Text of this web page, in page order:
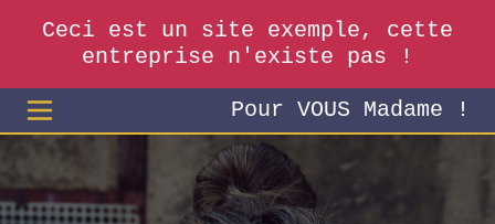
Ceci est un site exemple, cette
entreprise n'existe pas !
Pour VOUS Madame !